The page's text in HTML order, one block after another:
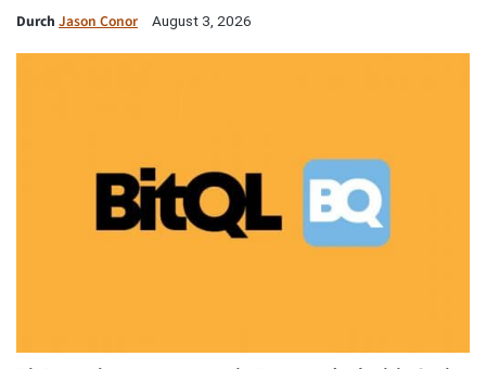
Durch Jason Conor August 3, 2026